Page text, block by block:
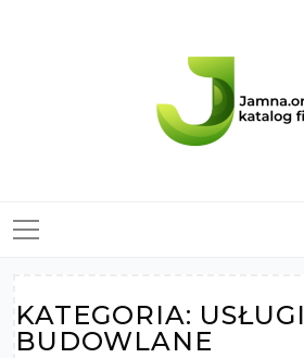
KATEGORIA: USŁUGI
BUDOWLANE